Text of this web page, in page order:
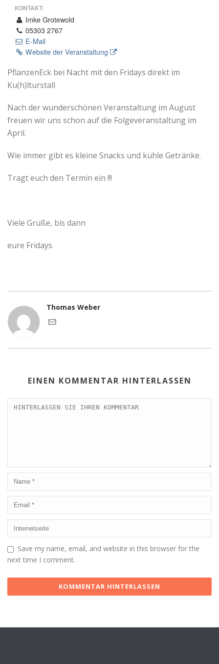
KONTAKT:
Imke Grotewold
05303 2767
E-Mail
Website der Veranstaltung
PflanzenEck bei Nacht mit den Fridays direkt im
Ku(h)lturstall
Nach der wunderschönen Veranstaltung im August
freuen wir uns schon auf die Folgeveranstaltung im
April.
Wie immer gibt es kleine Snacks und kühle Getränke.
Tragt euch den Termin ein !!!
Viele Grüße, bis dann
eure Fridays
Thomas Weber
EINEN KOMMENTAR HINTERLASSEN
Save my name, email, and website in this browser for the
next time I comment.